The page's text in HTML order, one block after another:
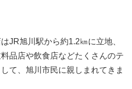
JR旭川駅から約1.2㎞に立地、
品店や飲食店などたくさんのテ
て、旭川市民に親しまれてきま